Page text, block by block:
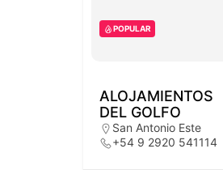
POPULAR
ALOJAMIENTOS
DEL GOLFO
San Antonio Este
+54 9 2920 541114